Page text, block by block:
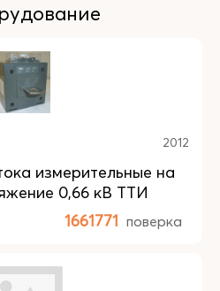
2012
измерительные на
0,66 кВ ТТИ
1661771 поверка